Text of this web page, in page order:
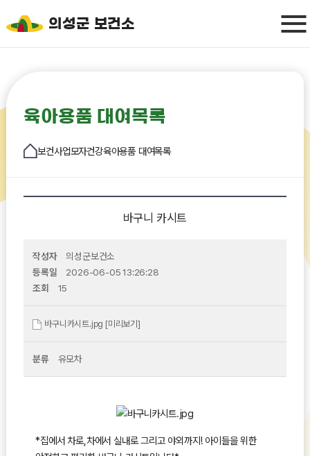
의성군 보건소
육아용품 대여목록
보건사업모자건강육아용품 대여목록
바구니 카시트
작성자
의성군보건소
등록일
2026-06-05 13:26:28
조회
15
바구니카시트.jpg [미리보기]
분류 유모차
*집에서 차로,차에서 실내로 그리고 야외까지! 아이들을 위한